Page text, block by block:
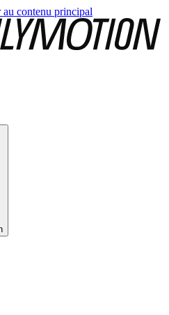
au contenu principal